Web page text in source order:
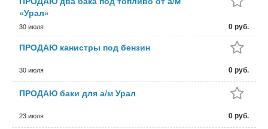
«Урал»
30 июля 0 руб.
ПРОДАЮ канистры под бензин
30 июля 0 руб.
ПРОДАЮ баки для а/м Урал
23 июля 0 руб.